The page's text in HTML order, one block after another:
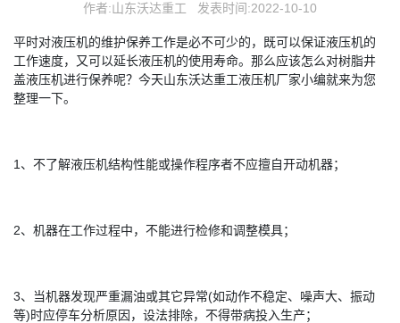
作者:山东沃达重工 发表时间:2022-10-10
平时对液压机的维护保养工作是必不可少的，既可以保证液压机的
工作速度，又可以延长液压机的使用寿命。那么应该怎么对树脂井
盖液压机进行保养呢？今天山东沃达重工液压机厂家小编就来为您
整理一下。
1、不了解液压机结构性能或操作程序者不应擅自开动机器；
2、机器在工作过程中，不能进行检修和调整模具；
3、当机器发现严重漏油或其它异常(如动作不稳定、噪声大、振动
等)时应停车分析原因，设法排除，不得带病投入生产；